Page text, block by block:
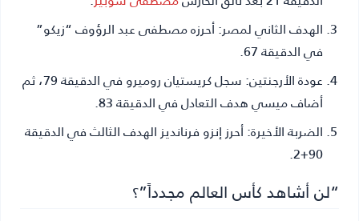
الهدف الثاني لمصر:أحرزه مصطفى عبد الرؤوف “زيكو”
في الدقيقة 67.
عودة الأرجنتين:
سجل كريستيان روميرو في الدقيقة 79، ثم
أضاف ميسي هدف التعادل في الدقيقة 83.
الضربة الأخيرة:أحرز إنزو فرنانديز الهدف الثالث في الدقيقة
90+2.
“لن أشاهد كأس العالم مجدداً”؟